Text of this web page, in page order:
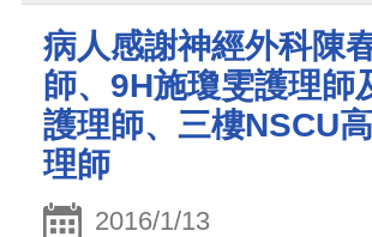
病人感謝神經外科陳
師、9H施瓊雯護理師
護理師、三樓NSCU
理師
2016/1/13